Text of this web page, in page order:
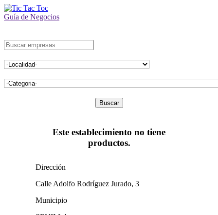
Guía de Negocios
Buscar
Este establecimiento no tiene
productos.
Dirección
Calle Adolfo Rodríguez Jurado, 3
Municipio